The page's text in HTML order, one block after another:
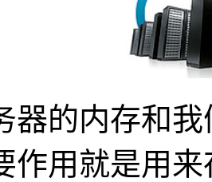
的内存和我
作用就是用